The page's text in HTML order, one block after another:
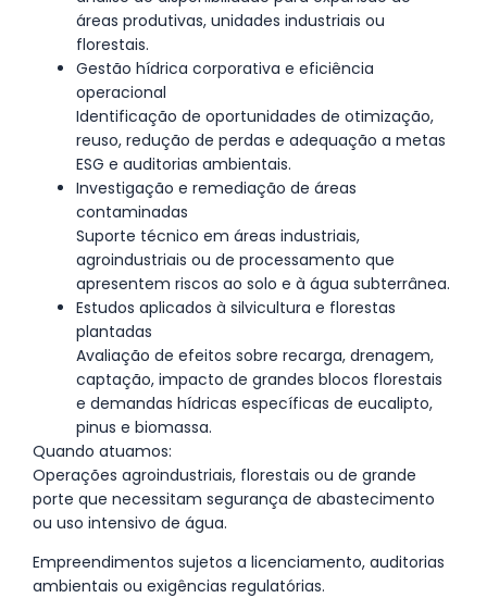
áreas produtivas, unidades industriais ou
florestais.
Gestão hídrica corporativa e eficiência
operacional
Identificação de oportunidades de otimização,
reuso, redução de perdas e adequação a metas
ESG e auditorias ambientais.
Investigação e remediação de áreas
contaminadas
Suporte técnico em áreas industriais,
agroindustriais ou de processamento que
apresentem riscos ao solo e à água subterrânea.
Estudos aplicados à silvicultura e florestas
plantadas
Avaliação de efeitos sobre recarga, drenagem,
captação, impacto de grandes blocos florestais
e demandas hídricas específicas de eucalipto,
pinus e biomassa.
Quando atuamos:
Operações agroindustriais, florestais ou de grande
porte que necessitam segurança de abastecimento
ou uso intensivo de água.
Empreendimentos sujetos a licenciamento, auditorias
ambientais ou exigências regulatórias.